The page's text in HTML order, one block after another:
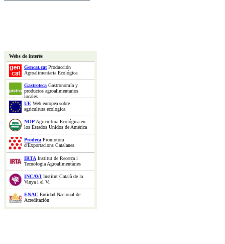
Webs de interés
Gencat.catProducción
Agroalimentaria Ecológica
Gastroteca Gastronomía y
productos agroalimentarios
locales
UE Web europea sobre
agricultura ecológica
NOPAgricultura Ecológica en
los Estados Unidos de América
Prodeca Promotora
d'Exportacions Catalanes
IRTA Institut de Recerca i
Tecnologia Agroalimentàries
INCAVI Institut Català de la
Vinya i el Vi
ENAC Entidad Nacional de
Acreditación